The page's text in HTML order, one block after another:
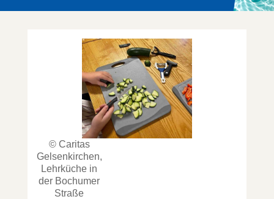
© Caritas
Gelsenkirchen,
Lehrküche in
der Bochumer
Straße